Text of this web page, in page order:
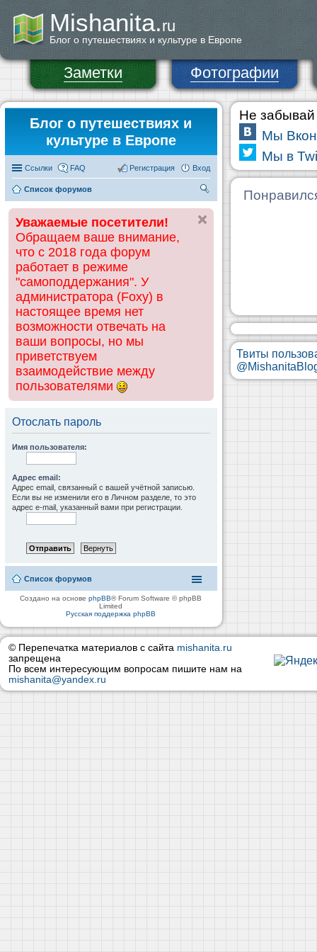
Mishanita.ru
Блог о путешествиях и культуре в Европе
Заметки Фотографии
Блог о путешествиях и
культуре в Европе
Ссылки FAQ Вход
Регистрация
Список форумов
ск
Уважаемые посетители!
Обращаем ваше внимание,
что с 2018 года форум
работает в режиме
"самоподдержания". У
администратора (Foxy) в
настоящее время нет
возможности отвечать на
ваши вопросы, но мы
приветствуем
взаимодействие между
пользователями
Отослать пароль
Имя пользователя:
Адрес email:
Адрес email, связанный с вашей учётной записью.
Если вы не изменили его в Личном разделе, то это
адрес e-mail, указанный вами при регистрации.
Список форумов
Создано на основеphpBB® Forum Software © phpBB
Limited
Русская поддержка phpBB
Не забывай
Мы
Мы в
Твиты
© Перепечатка материалов с сайта mishanita.ru
запрещена
По всем интересующим вопросам пишите нам на
mishanita@yandex.ru